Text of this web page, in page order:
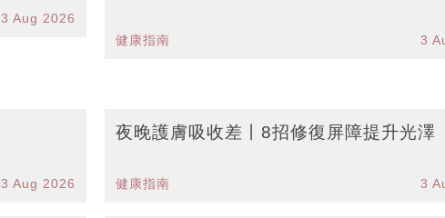
3 Aug 2026
健康指南 3
3 Aug 2026
夜晚護膚吸收差丨8招修復屏障提升光澤
健康指南 3